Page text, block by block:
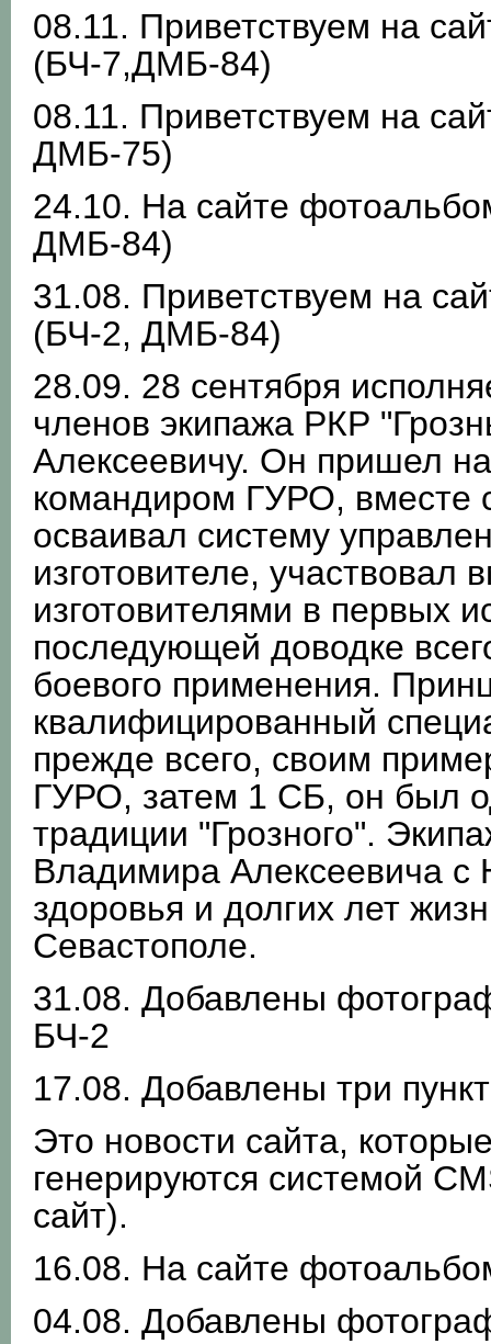
08.11. Приветствуем на
(БЧ-7,ДМБ-84)
08.11. Приветствуем на
ДМБ-75)
24.10. На сайте
ДМБ-84)
31.08. Приветствуем на
(БЧ-2, ДМБ-84)
28.09. 28 сентября
членов экипажа РКР
Алексеевичу. Он пришел
командиром ГУРО, вместе
осваивал систему
изготовителе, участвовал
изготовителями в первых
последующей доводке
боевого применения.
квалифицированный
прежде всего, своим
ГУРО, затем 1 СБ, он был
традиции "Грозного".
Владимира Алексеевича
здоровья и долгих лет
Севастополе.
31.08. Добавлены
БЧ-2
17.08. Добавлены три
Это новости сайта,
генерируются системой
сайт).
16.08. На сайте
04.08. Добавлены